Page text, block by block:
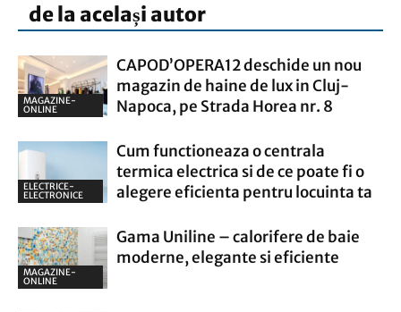
de la același autor
MAGAZINE-
ONLINE
CAPOD’OPERA12 deschide un nou
magazin de haine de lux in Cluj-
Napoca, pe Strada Horea nr. 8
ELECTRICE-
ELECTRONICE
Cum functioneaza o centrala
termica electrica si de ce poate fi o
alegere eficienta pentru locuinta ta
MAGAZINE-
ONLINE
Gama Uniline – calorifere de baie
moderne, elegante si eficiente